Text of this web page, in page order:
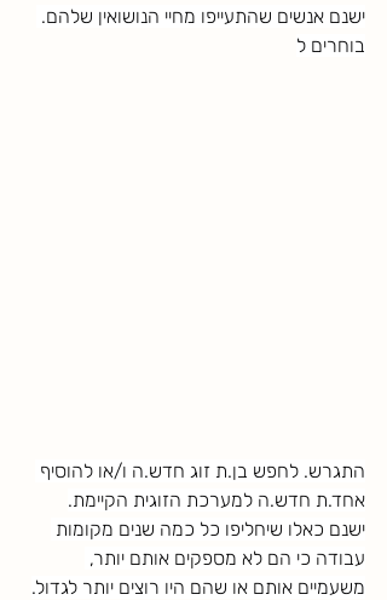
ישנם אנשים שהתעייפו מחיי הנושואין שלהם.
בוחרים ל
התגרש. לחפש בן.ת זוג חדש.ה ו/או להוסיף
אחד.ת חדש.ה למערכת הזוגית הקיימת.
ישנם כאלו שיחליפו כל כמה שנים מקומות
עבודה כי הם לא מספקים אותם יותר,
משעמיים אותם או שהם היו רוצים יותר לגדול.